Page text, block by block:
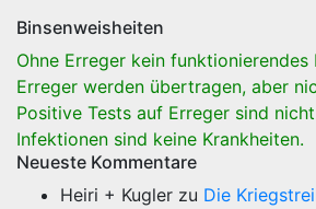
Binsenweisheiten
Ohne Erreger kein funktionierendes
Erreger werden übertragen, aber
Positive Tests auf Erreger sind
Infektionen sind keine Krankheiten.
Neueste Kommentare
Heiri + Kugler zu Die